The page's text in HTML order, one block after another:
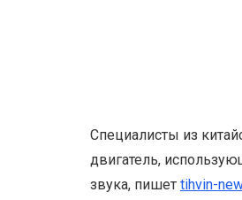
Специалисты из
двигатель,
звука, пишет tihvin-